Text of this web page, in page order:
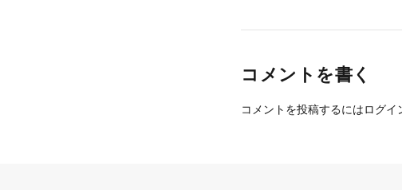
コメントを書く
コメントを投稿するには ログイ